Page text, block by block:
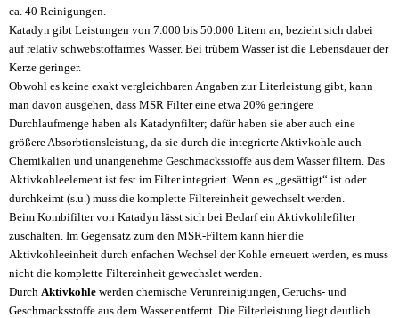
ca. 40 Reinigungen.
Katadyn gibt Leistungen von 7.000 bis 50.000 Litern an, bezieht sich dabei
auf relativ schwebstoffarmes Wasser. Bei trübem Wasser ist die Lebensdauer der
Kerze geringer.
Obwohl es keine exakt vergleichbaren Angaben zur Literleistung gibt, kann
man davon ausgehen, dass MSR Filter eine etwa 20% geringere
Durchlaufmenge haben als Katadynfilter; dafür haben sie aber auch eine
größere Absorbtionsleistung, da sie durch die integrierte Aktivkohle auch
Chemikalien und unangenehme Geschmacksstoffe aus dem Wasser filtern. Das
Aktivkohleelement ist fest im Filter integriert. Wenn es „gesättigt“ ist oder
durchkeimt (s.u.) muss die komplette Filtereinheit gewechselt werden.
Beim Kombifilter von Katadyn lässt sich bei Bedarf ein Aktivkohlefilter
zuschalten. Im Gegensatz zum den MSR-Filtern kann hier die
Aktivkohleeinheit durch enfachen Wechsel der Kohle erneuert werden, es muss
nicht die komplette Filtereinheit gewechslet werden.
Durch Aktivkohle werden chemische Verunreinigungen, Geruchs- und
Geschmacksstoffe aus dem Wasser entfernt. Die Filterleistung liegt deutlich